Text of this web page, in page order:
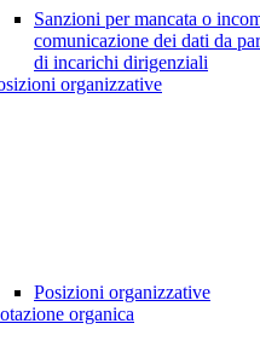
Sanzioni per mancata o
comunicazione dei dati da
di incarichi dirigenziali
organizzative
Posizioni organizzative
organica